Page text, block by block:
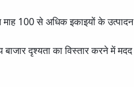
माह 100 से अधिक इकाइयों के
बाजार दृश्यता का विस्तार करने में